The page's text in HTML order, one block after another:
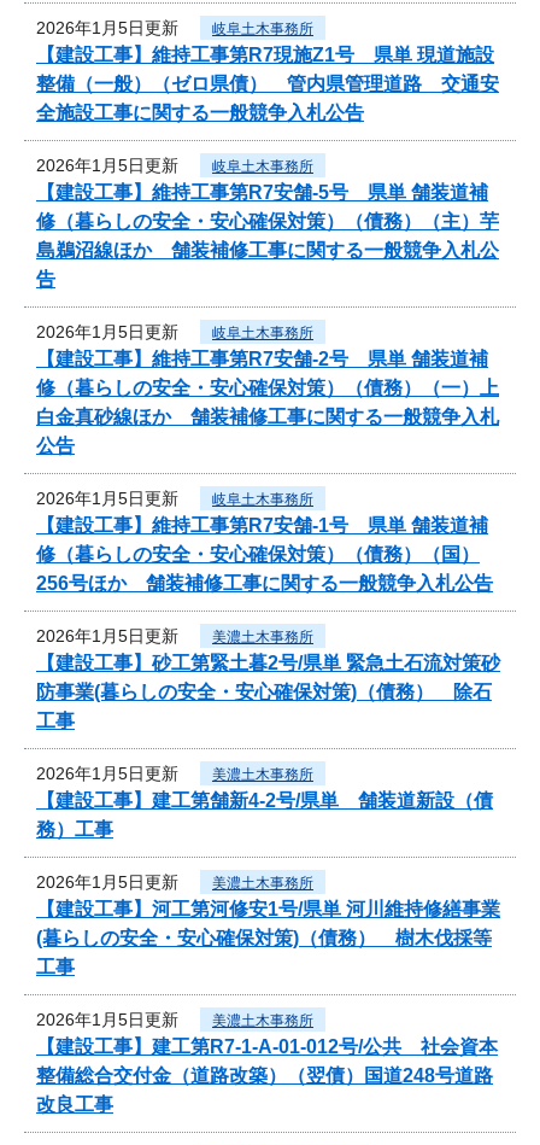
2026年1月5日更新 岐阜土木事務所
【建設工事】維持工事第R7現施Z1号 県単 現道施設
整備（一般）（ゼロ県債） 管内県管理道路 交通安
全施設工事に関する一般競争入札公告
2026年1月5日更新 岐阜土木事務所
【建設工事】維持工事第R7安舗-5号 県単 舗装道補
修（暮らしの安全・安心確保対策）（債務）（主）芋
島鵜沼線ほか 舗装補修工事に関する一般競争入札公
告
2026年1月5日更新 岐阜土木事務所
【建設工事】維持工事第R7安舗-2号 県単 舗装道補
修（暮らしの安全・安心確保対策）（債務）（一）上
白金真砂線ほか 舗装補修工事に関する一般競争入札
公告
2026年1月5日更新 岐阜土木事務所
【建設工事】維持工事第R7安舗-1号 県単 舗装道補
修（暮らしの安全・安心確保対策）（債務）（国）
256号ほか 舗装補修工事に関する一般競争入札公告
2026年1月5日更新 美濃土木事務所
【建設工事】砂工第緊土暮2号/県単 緊急土石流対策砂
防事業(暮らしの安全・安心確保対策)（債務） 除石
工事
2026年1月5日更新 美濃土木事務所
【建設工事】建工第舗新4-2号/県単 舗装道新設（債
務）工事
2026年1月5日更新 美濃土木事務所
【建設工事】河工第河修安1号/県単 河川維持修繕事業
(暮らしの安全・安心確保対策)（債務） 樹木伐採等
工事
2026年1月5日更新 美濃土木事務所
【建設工事】建工第R7-1-A-01-012号/公共 社会資本
整備総合交付金（道路改築）（翌債）国道248号道路
改良工事